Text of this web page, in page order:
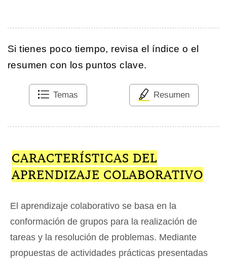
Si tienes poco tiempo, revisa el índice o el
resumen con los puntos clave.
Temas Resumen
CARACTERÍSTICAS DEL
APRENDIZAJE COLABORATIVO
El aprendizaje colaborativo se basa en la
conformación de grupos para la realización de
tareas y la resolución de problemas. Mediante
propuestas de actividades prácticas presentadas